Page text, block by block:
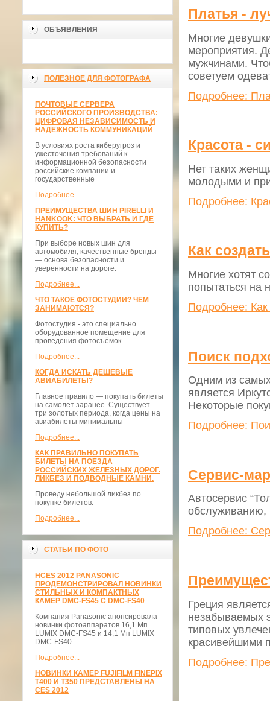
ОБЪЯВЛЕНИЯ
ПОЛЕЗНОЕ ДЛЯ ФОТОГРАФА
ПОЧТОВЫЕ СЕРВЕРА
РОССИЙСКОГО ПРОИЗВОДСТВА:
ЦИФРОВАЯ НЕЗАВИСИМОСТЬ И
НАДЕЖНОСТЬ КОММУНИКАЦИЙ
В условиях роста киберугроз и
ужесточения требований к
информационной безопасности
российские компании и
государственные
Подробнее...
ПРЕИМУЩЕСТВА ШИН PIRELLI И
HANKOOK: ЧТО ВЫБРАТЬ И ГДЕ
КУПИТЬ?
При выборе новых шин для
автомобиля, качественные бренды
— основа безопасности и
уверенности на дороге.
Подробнее...
ЧТО ТАКОЕ ФОТОСТУДИИ? ЧЕМ
ЗАНИМАЮТСЯ?
Фотостудия - это специально
оборудованное помещение для
проведения фотосъёмок.
Подробнее...
КОГДА ИСКАТЬ ДЕШЕВЫЕ
АВИАБИЛЕТЫ?
Главное правило — покупать билеты
на самолет заранее. Существует
три золотых периода, когда цены на
авиабилеты минимальны
Подробнее...
КАК ПРАВИЛЬНО ПОКУПАТЬ
БИЛЕТЫ НА ПОЕЗДА
РОССИЙСКИХ ЖЕЛЕЗНЫХ ДОРОГ.
ЛИКБЕЗ И ПОДВОДНЫЕ КАМНИ.
Проведу небольшой ликбез по
покупке билетов.
Подробнее...
СТАТЬИ ПО ФОТО
НCES 2012 PANASONIC
ПРОДЕМОНСТРИРОВАЛ НОВИНКИ
СТИЛЬНЫХ И КОМПАКТНЫХ
КАМЕР DMC-FS45 С DMC-FS40
Компания Panasonic анонсировала
новинки фотоаппаратов 16,1 Мп
LUMIX DMC-FS45 и 14,1 Мп LUMIX
DMC-FS40
Подробнее...
НОВИНКИ КАМЕР FUJIFILM FINEPIX
T400 И T350 ПРЕДСТАВЛЕНЫ НА
CES 2012
Платья -
Многие
мероприятия.
мужчинами.
советуем
Подробнее:
Красота -
Нет таких
молодыми и
Подробнее:
Как
Многие хотят
попытаться на
Подробнее: Как
Поиск
Одним из
является
Некоторые
Подробнее:
Сервис-
Автосервис
обслуживанию,
Подробнее:
Греция
незабываемых
типовых
красивейшими
Подробнее: